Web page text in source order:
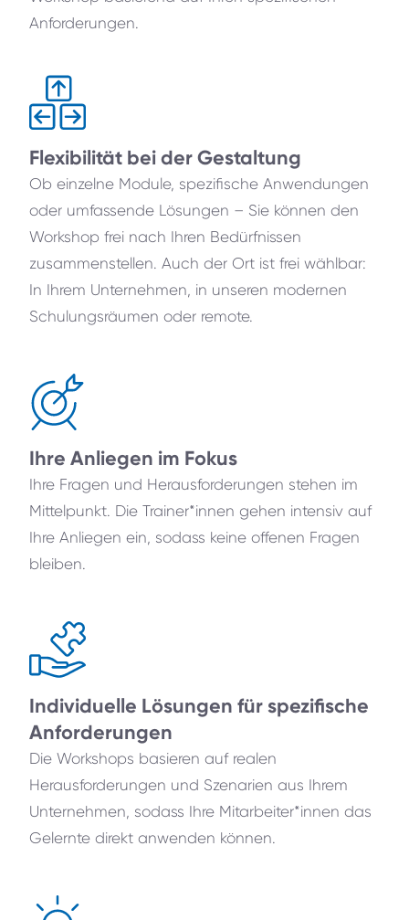
Anforderungen.
Flexibilität bei der Gestaltung
Ob einzelne Module, spezifische Anwendungen
oder umfassende Lösungen – Sie können den
Workshop frei nach Ihren Bedürfnissen
zusammenstellen. Auch der Ort ist frei wählbar:
In Ihrem Unternehmen, in unseren modernen
Schulungsräumen oder remote.
Ihre Anliegen im Fokus
Ihre Fragen und Herausforderungen stehen im
Mittelpunkt. Die Trainer*innen gehen intensiv auf
Ihre Anliegen ein, sodass keine offenen Fragen
bleiben.
Individuelle Lösungen für spezifische
Anforderungen
Die Workshops basieren auf realen
Herausforderungen und Szenarien aus Ihrem
Unternehmen, sodass Ihre Mitarbeiter*innen das
Gelernte direkt anwenden können.